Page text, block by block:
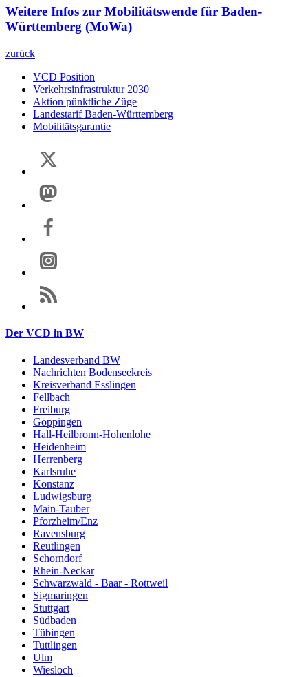
Weitere Infos zur Mobilitätswende für Baden-
Württemberg (MoWa)
zurück
VCD Position
Verkehrsinfrastruktur 2030
Aktion pünktliche Züge
Landestarif Baden-Württemberg
Mobilitätsgarantie
Der VCD in BW
Landesverband BW
Nachrichten Bodenseekreis
Kreisverband Esslingen
Fellbach
Freiburg
Göppingen
Hall-Heilbronn-Hohenlohe
Heidenheim
Herrenberg
Karlsruhe
Konstanz
Ludwigsburg
Main-Tauber
Pforzheim/Enz
Ravensburg
Reutlingen
Schorndorf
Rhein-Neckar
Schwarzwald - Baar - Rottweil
Sigmaringen
Stuttgart
Südbaden
Tübingen
Tuttlingen
Ulm
Wiesloch